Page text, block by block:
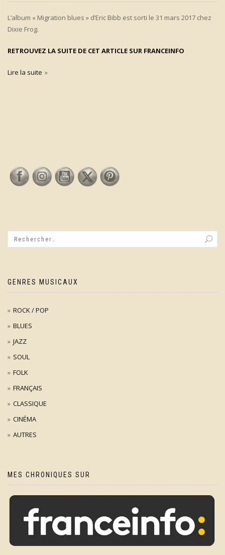
L’album « Migration blues » d’Eric Bibb est sorti le 31 mars 2017 chez
Dixie Frog.
RETROUVEZ LA SUITE DE CET ARTICLE SUR FRANCEINFO
Lire la suite
GENRES MUSICAUX
ROCK / POP
BLUES
JAZZ
SOUL
FOLK
FRANÇAIS
CLASSIQUE
CINÉMA
AUTRES
MES CHRONIQUES SUR